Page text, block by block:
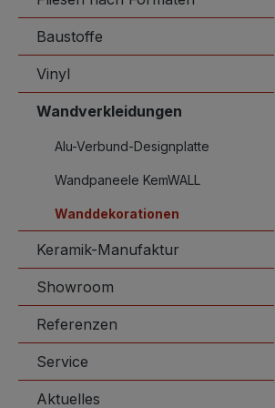
Baustoffe
Vinyl
Wandverkleidungen
Alu-Verbund-Designplatte
Wandpaneele KemWALL
Wanddekorationen
Keramik-Manufaktur
Showroom
Referenzen
Service
Aktuelles